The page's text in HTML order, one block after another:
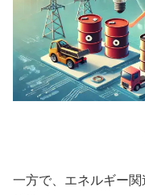
一方で、エネルギー